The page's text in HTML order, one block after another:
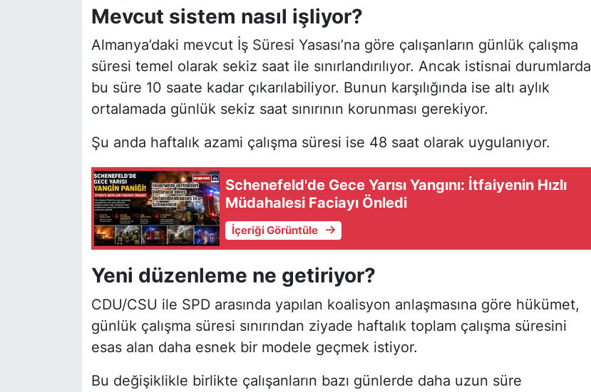
Mevcut sistem nasıl işliyor?
Almanya’daki mevcut İş Süresi Yasası’na göre çalışanların günlük çalışma
süresi temel olarak sekiz saat ile sınırlandırılıyor. Ancak istisnai durumlarda
bu süre 10 saate kadar çıkarılabiliyor. Bunun karşılığında ise altı aylık
ortalamada günlük sekiz saat sınırının korunması gerekiyor.
Şu anda haftalık azami çalışma süresi ise 48 saat olarak uygulanıyor.
Schenefeld'de Gece Yarısı Yangını: İtfaiyenin Hızlı
Müdahalesi Faciayı Önledi
İçeriği Görüntüle
Yeni düzenleme ne getiriyor?
CDU/CSU ile SPD arasında yapılan koalisyon anlaşmasına göre hükümet,
günlük çalışma süresi sınırından ziyade haftalık toplam çalışma süresini
esas alan daha esnek bir modele geçmek istiyor.
Bu değişiklikle birlikte çalışanların bazı günlerde daha uzun süre